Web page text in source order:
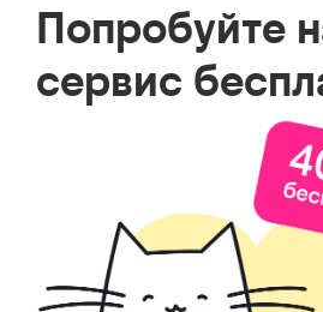
Попробуйте
сервис